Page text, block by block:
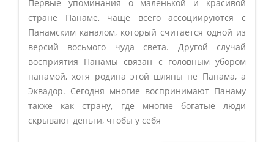
Первые упоминания о маленькой и красивой
стране Панаме, чаще всего ассоциируются с
Панамским каналом, который считается одной из
версий восьмого чуда света. Другой случай
восприятия Панамы связан с головным убором
панамой, хотя родина этой шляпы не Панама, а
Эквадор. Сегодня многие воспринимают Панаму
также как страну, где многие богатые люди
скрывают деньги, чтобы у себя